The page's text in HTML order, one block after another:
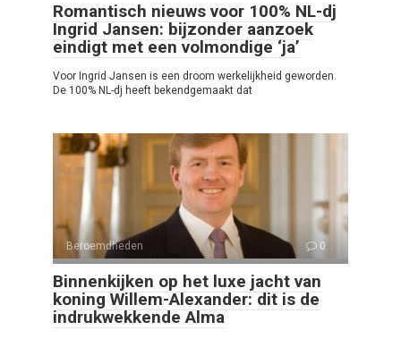
Romantisch nieuws voor 100% NL-dj
Ingrid Jansen: bijzonder aanzoek
eindigt met een volmondige ‘ja’
Voor Ingrid Jansen is een droom werkelijkheid geworden.
De 100% NL-dj heeft bekendgemaakt dat
Beroemdheden 0
Binnenkijken op het luxe jacht van
koning Willem-Alexander: dit is de
indrukwekkende Alma